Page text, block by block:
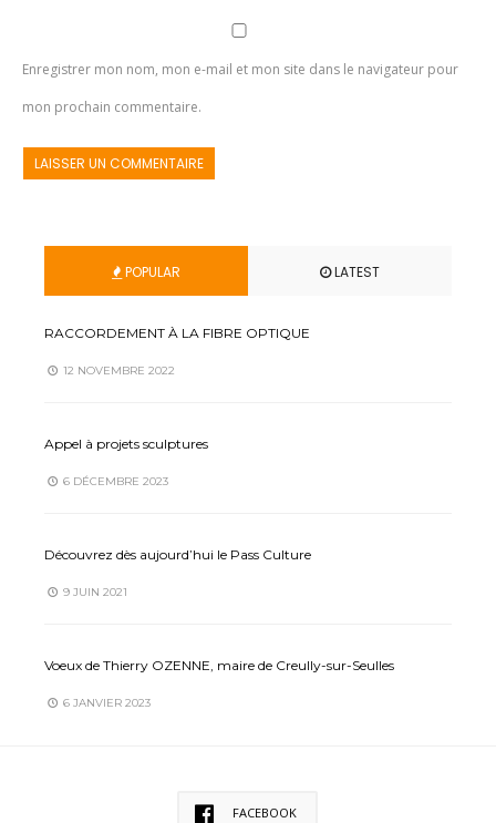
Enregistrer mon nom, mon e-mail et mon site dans le navigateur pour
mon prochain commentaire.
POPULAR LATEST
RACCORDEMENT À LA FIBRE OPTIQUE
12 NOVEMBRE 2022
Appel à projets sculptures
6 DÉCEMBRE 2023
Découvrez dès aujourd’hui le Pass Culture
9 JUIN 2021
Voeux de Thierry OZENNE, maire de Creully-sur-Seulles
6 JANVIER 2023
FACEBOOK